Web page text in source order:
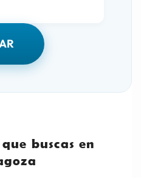
buscas en